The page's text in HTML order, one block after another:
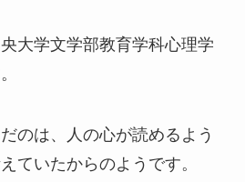
大学文学部教育学科心理学
のは、人の心が読めるよう
ていたからのようです。